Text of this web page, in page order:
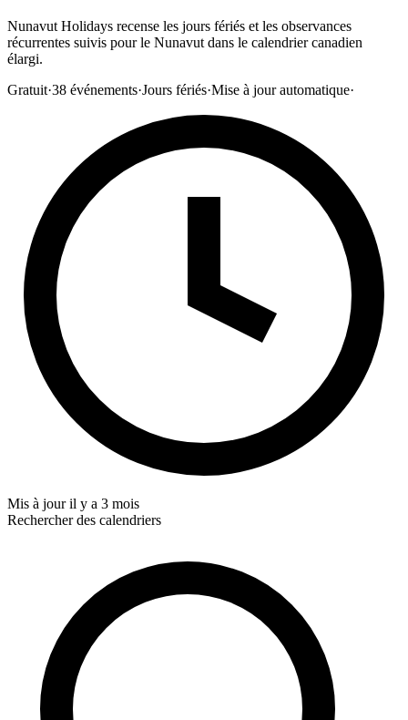
Nunavut Holidays recense les jours fériés et les observances
récurrentes suivis pour le Nunavut dans le calendrier canadien
élargi.
Gratuit·38 événements·Jours fériés·Mise à jour automatique·
Mis à jour il y a 3 mois
Rechercher des calendriers